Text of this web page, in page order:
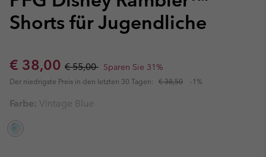
Shorts für Jugendliche
Sale price:
€ 38,00 Regular price:
€ 55,00 Sparen Sie 31%
Der niedrigste Preis in den letzten 30 Tagen: € 38,50 -1%
Farbe: Vintage Blue